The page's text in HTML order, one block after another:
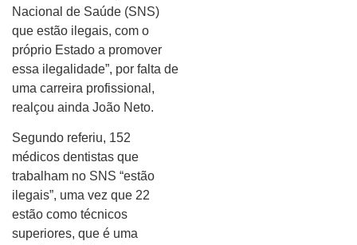
Nacional de Saúde (SNS)
que estão ilegais, com o
próprio Estado a promover
essa ilegalidade”, por falta de
uma carreira profissional,
realçou ainda João Neto.
Segundo referiu, 152
médicos dentistas que
trabalham no SNS “estão
ilegais”, uma vez que 22
estão como técnicos
superiores, que é uma